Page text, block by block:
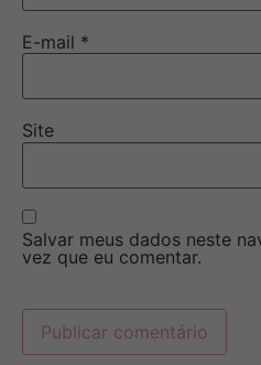
E-mail *
Site
Salvar meus dados neste
vez que eu comentar.